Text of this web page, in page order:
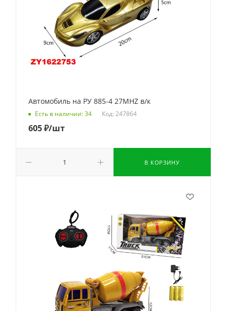
Автомобиль на РУ 885-4 27MHZ в/к
Есть в наличии: 34 Код: 247864
605₽/шт
В КОРЗИНУ